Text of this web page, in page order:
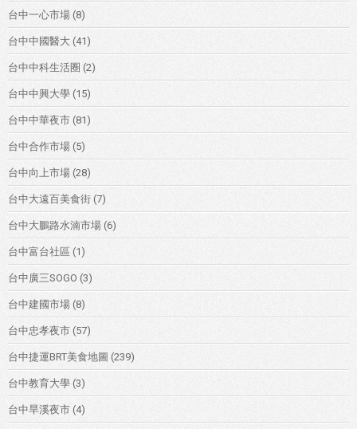
台中一心市場 (8)
台中中國醫大 (41)
台中中科生活圈 (2)
台中中興大學 (15)
台中中華夜市 (81)
台中合作市場 (5)
台中向上市場 (28)
台中大遠百美食街 (7)
台中大鵬路水湳市場 (6)
台中富台社區 (1)
台中廣三SOGO (3)
台中建國市場 (8)
台中忠孝夜市 (57)
台中捷運BRT美食地圖 (239)
台中教育大學 (3)
台中旱溪夜市 (4)